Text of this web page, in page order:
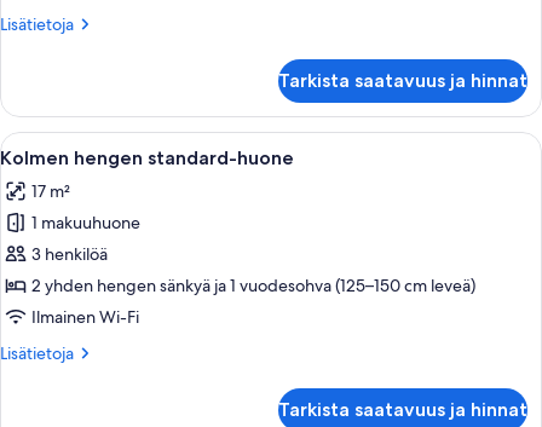
Floor)
Lisätietoja
Lisätietoja
standard-
huone
(High
Tarkista saatavuus ja hinnat
Avaa
kaikki
huonetyypin
Kolmen
hengen
standard-
huone
Hotellihuone, jossa on kaksi
4
Kolmen hengen standard-huone
17 m²
1 makuuhuone
3 henkilöä
2 yhden hengen sänkyä ja 1 vuodesohva (125–150 cm leveä)
Ilmainen Wi-Fi
Lisätietoja
Lisätietoja
Tarkista saatavuus ja hinnat